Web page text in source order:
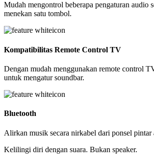
Mudah mengontrol beberapa pengaturan audio
menekan satu tombol.
Kompatibilitas Remote Control TV
Dengan mudah menggunakan remote control
untuk mengatur soundbar.
Bluetooth
Alirkan musik secara nirkabel dari ponsel pintar
Kelilingi diri dengan suara. Bukan speaker.